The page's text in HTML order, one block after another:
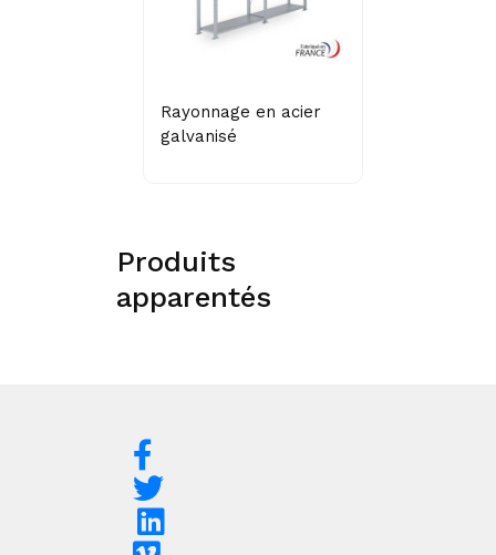
Rayonnage en acier
galvanisé
Produits
apparentés